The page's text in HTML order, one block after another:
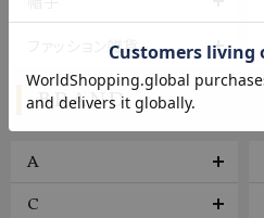
ファッション雑貨
BRAND
A
C